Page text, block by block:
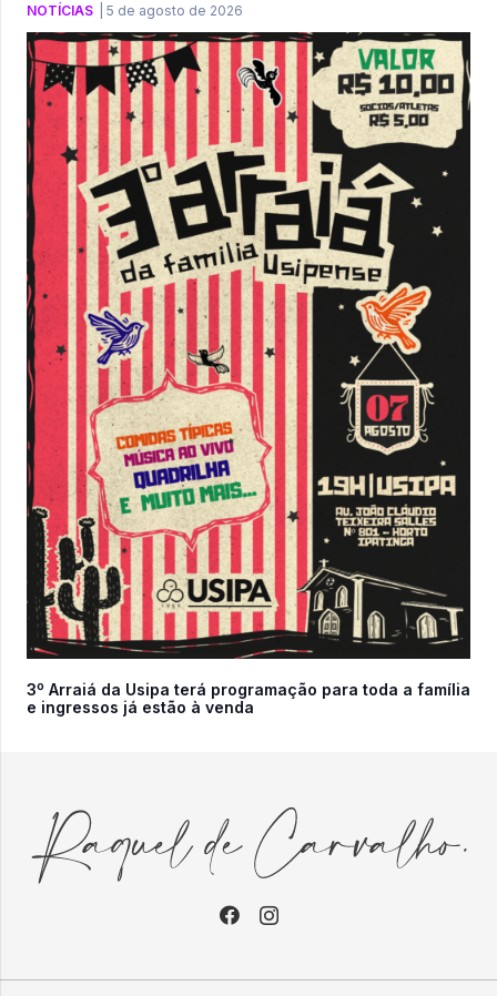
NOTÍCIAS 5 de agosto de 2026
3º Arraiá da Usipa terá programação para toda a família
e ingressos já estão à venda